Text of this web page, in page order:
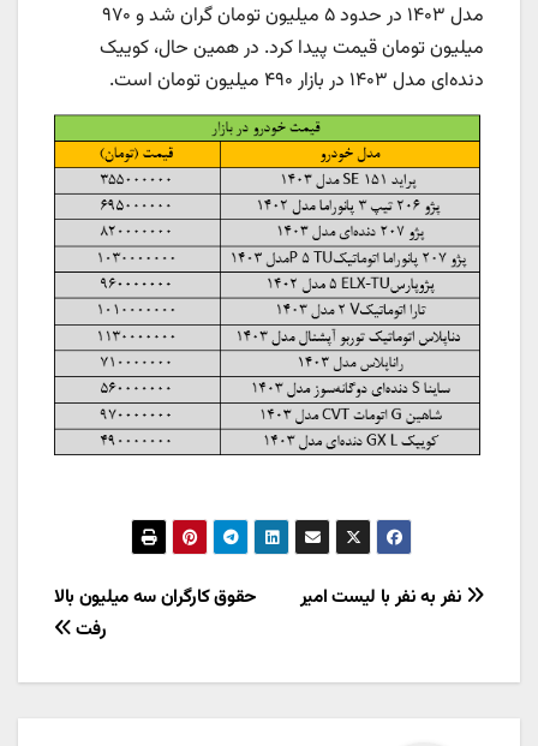
مدل ۱۴۰۳ در حدود ۵ میلیون تومان گران شد و ۹۷۰
میلیون تومان قیمت پیدا کرد. در همین حال، کوییک
دنده‌ای مدل ۱۴۰۳ در بازار ۴۹۰ میلیون تومان است.
راهبری
حقوق کارگران سه میلیون بالا
رفت
نفر به نفر با لیست امیر